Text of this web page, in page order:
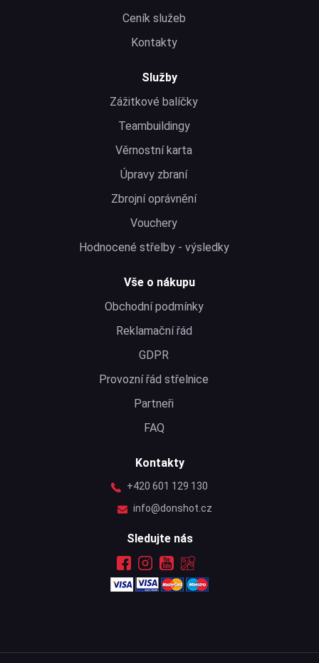
Ceník služeb
Kontakty
Služby
Zážitkové balíčky
Teambuildingy
Věrnostní karta
Úpravy zbraní
Zbrojní oprávnění
Vouchery
Hodnocené střelby - výsledky
Vše o nákupu
Obchodní podmínky
Reklamační řád
GDPR
Provozní řád střelnice
Partneři
FAQ
Kontakty
+420 601 129 130
info@donshot.cz
Sledujte nás